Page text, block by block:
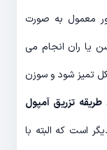
معمول به صورت
یا ران انجام می
تمیز شود و سوزن
طریقه تزریق آمپول
است که البته با